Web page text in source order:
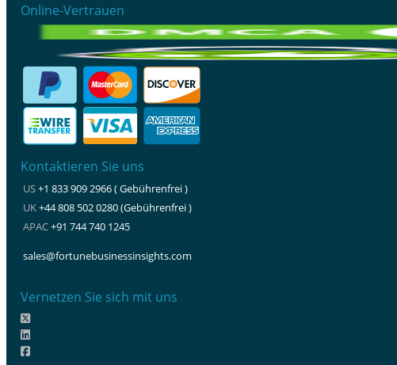
Online-Vertrauen
Kontaktieren Sie uns
US+1 833 909 2966 ( Gebührenfrei )
UK+44 808 502 0280 (Gebührenfrei )
APAC+91 744 740 1245
sales@fortunebusinessinsights.com
Vernetzen Sie sich mit uns